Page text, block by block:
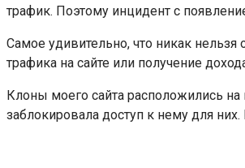
трафик. Поэтому инцидент с
Самое удивительно, что никак нельзя
трафика на сайте или получение
Клоны моего сайта расположились на
заблокировала доступ к нему для